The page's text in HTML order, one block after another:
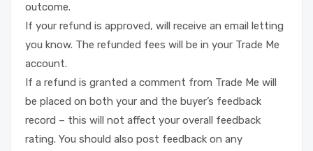
outcome.
If your refund is approved, will receive an email letting
you know. The refunded fees will be in your Trade Me
account.
If a refund is granted a comment from Trade Me will
be placed on both your and the buyer’s feedback
record – this will not affect your overall feedback
rating. You should also post feedback on any